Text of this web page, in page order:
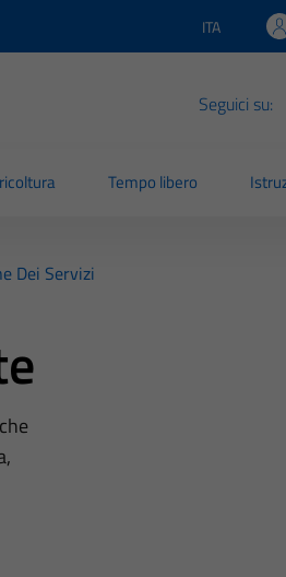
Lingua attiva:
ITA
Seguici su:
Tempo libero
Dei Servizi